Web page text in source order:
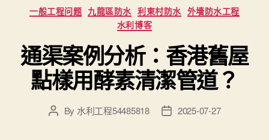
Categories
一般工程问题 九龍區防水 利東村防水 外墻防水工程
水利博客
通渠案例分析：香港舊屋
點樣用酵素清潔管道？
PostBy 水利工程54485818
Post2025-07-27